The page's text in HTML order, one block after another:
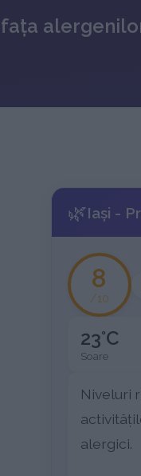
fața
🌿Iaşi -
8
/10
23°C
Soare
Niveluri
alergici.